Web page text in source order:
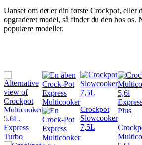
Uanset om det er din første Crockpot, eller
opgraderet model, så finder du den hos os.
populære modeller.
Crockpot
Slowcooker
7,5L